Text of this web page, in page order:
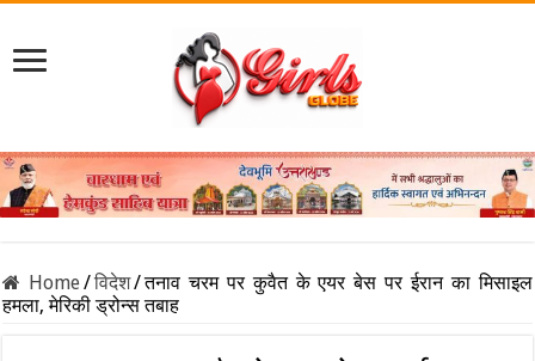
Home/विदेश/तनाव चरम पर कुवैत के एयर बेस पर ईरान का मिसाइल
हमला, मेरिकी ड्रोन्स तबाह